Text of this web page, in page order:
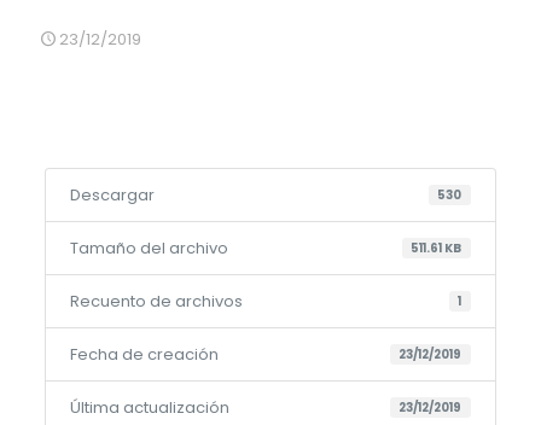
23/12/2019
Descargar 530
Tamaño del archivo 511.61 KB
Recuento de archivos 1
Fecha de creación 23/12/2019
Última actualización 23/12/2019